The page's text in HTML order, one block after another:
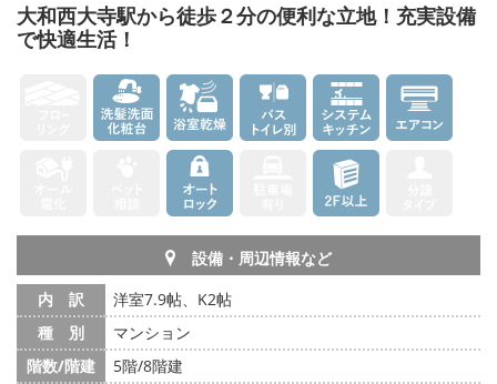
大和西大寺駅から徒歩２分の便利な立地！充実設備
で快適生活！
設備・周辺情報など
内 訳
洋室7.9帖、K2帖
種 別
マンション
階数/階建
5階/8階建